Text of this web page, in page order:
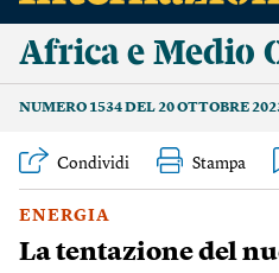
Africa e Medio
NUMERO 1534 DEL 20 OTTOBRE
Condividi Stampa
ENERGIA
La tentazione del